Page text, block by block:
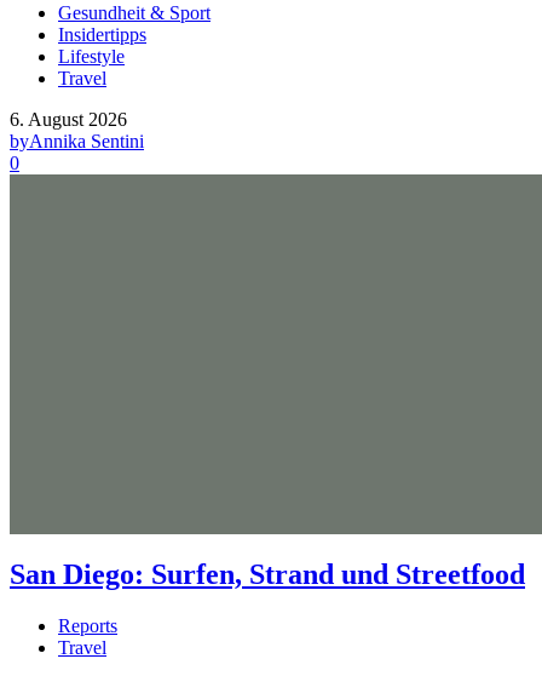
Gesundheit & Sport
Insidertipps
Lifestyle
Travel
6. August 2026
byAnnika Sentini
0
San Diego: Surfen, Strand und Streetfood
Reports
Travel